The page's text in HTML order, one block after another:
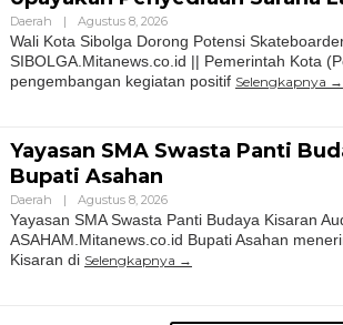
Daerah | Agustus 8, 2026
Wali Kota Sibolga Dorong Potensi
SIBOLGA.Mitanews.co.id || Pemerintah Kota
pengembangan kegiatan positif Selengkapnya
Yayasan SMA Swasta Panti
Bupati Asahan
Daerah | Agustus 8, 2026
Yayasan SMA Swasta Panti Budaya Kisaran
ASAHAM.Mitanews.co.id Bupati Asahan
Kisaran di Selengkapnya